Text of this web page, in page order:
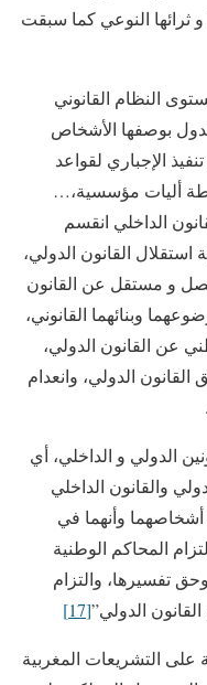
و ثرائها النوعي كما سبقت
النظام القانوني
بوصفها الأشخاص
الإجباري لقواعد
أليات مؤسسية،…
الداخلي انقسم
استقلال القانون الدولي،
و مستقل عن القانون
وبنائهما القانوني،
عن القانون الدولي،
الدولي، وانعدام
الدولي و الداخلي، أي
والقانون الداخلي
وأنهما في
المحاكم الوطنية
تفسيرها، والتزام
الدولي”[17]
على التشريعات المغربية